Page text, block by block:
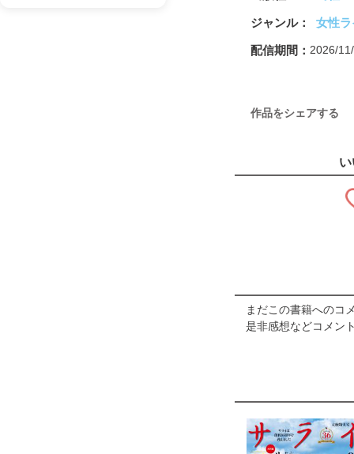
グッドエイジング通信
今月の読者プレゼント
ジャンル 女性
配信期間 2026/
作品をシェアする
まだこの書籍へのコ
是非感想などコメン